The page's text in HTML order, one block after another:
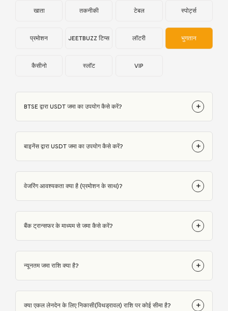
खाता तकनीकी टेबल स्पोर्ट्स
प्रमोशन JEETBUZZ टिप्स लॉटरी भुगतान
कैसीनो स्लॉट VIP
BTSE द्वारा USDT जमा का उपयोग कैसे करें? +
बाइनेंस द्वारा USDT जमा का उपयोग कैसे करें? +
वेजरिंग आवश्यकता क्या है (प्रमोशन के साथ)? +
बैंक ट्रान्सफर के माध्यम से जमा कैसे करें? +
न्यूनतम जमा राशि क्या है? +
क्या एकल लेनदेन के लिए निकासी(विथड्रावल) राशि पर कोई सीमा है? +